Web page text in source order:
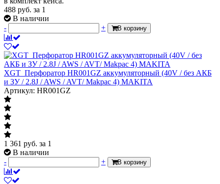
488 руб. за 1
В наличии
-
+ В корзину
XGT_Перфоратор HR001GZ аккумуляторный (40V / без АКБ
и ЗУ / 2.8J / AWS / AVT/ Makpac 4) MAKITA
Артикул: HR001GZ
1 361 руб. за 1
В наличии
-
+ В корзину